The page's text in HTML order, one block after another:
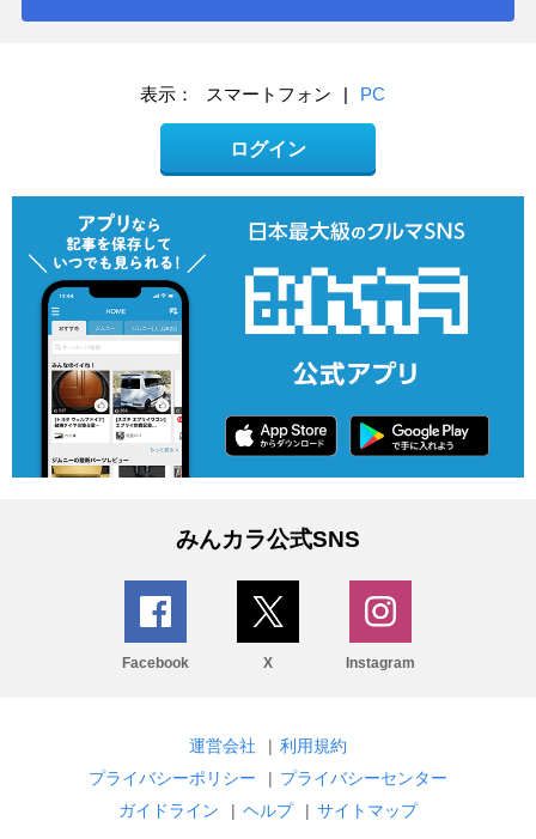
表示： スマートフォン | PC
ログイン
みんカラ公式SNS
Facebook X Instagram
運営会社 | 利用規約
プライバシーポリシー
| プライバシーセンター
ガイドライン
| ヘルプ | サイトマップ